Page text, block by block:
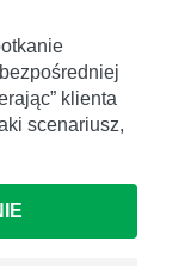
klienta
scenariusz,